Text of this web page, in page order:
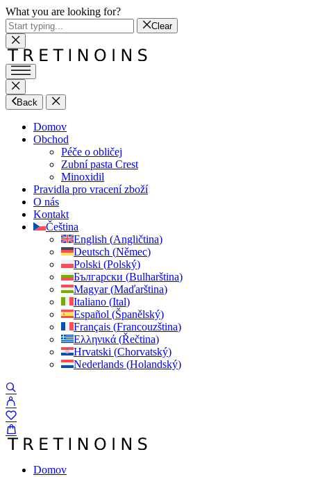
What you are looking for?
Clear
Back
Domov
Obchod
Péče o obličej
Zubní pasta Crest
Minoxidil
Pravidla pro vracení zboží
O nás
Kontakt
Čeština
English (Angličtina)
Deutsch (Němec)
Polski (Polský)
Български (Bulharština)
Magyar(Maďarština)
Italiano (Ital)
Español (Španělský)
Français (Francouzština)
Ελληνικά (Řečtina)
Hrvatski (Chorvatský)
Nederlands (Holandský)
Domov